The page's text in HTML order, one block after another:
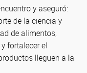
y aseguró:
de la ciencia y
de alimentos,
fortalecer el
lleguen a la